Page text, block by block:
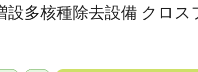
設多核種除去設備 クロス